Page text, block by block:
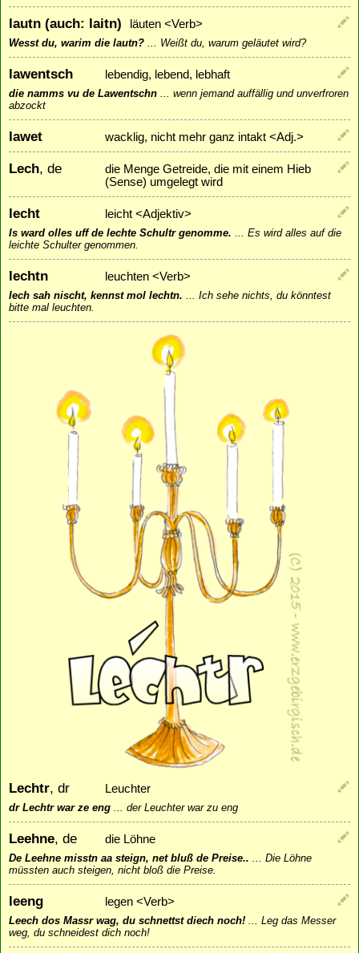
lautn (auch: laitn) läuten <Verb>
Wesst du, warim die lautn? ... Weißt du, warum geläutet wird?
lawentsch lebendig, lebend, lebhaft
die namms vu de Lawentschn ... wenn jemand auffällig und unverfroren
abzockt
lawet wacklig, nicht mehr ganz intakt <Adj.>
Lech, de
die Menge Getreide, die mit einem Hieb
(Sense) umgelegt wird
lecht leicht <Adjektiv>
Is ward olles uff de lechte Schultr genomme. ... Es wird alles auf die
leichte Schulter genommen.
lechtn leuchten <Verb>
Iech sah nischt, kennst mol lechtn. ... Ich sehe nichts, du könntest
bitte mal leuchten.
Lechtr, dr Leuchter
dr Lechtr war ze eng ... der Leuchter war zu eng
Leehne, de die Löhne
De Leehne misstn aa steign, net bluß de Preise.. ... Die Löhne
müssten auch steigen, nicht bloß die Preise.
leeng legen <Verb>
Leech dos Massr wag, du schnettst diech noch! ... Leg das Messer
weg, du schneidest dich noch!